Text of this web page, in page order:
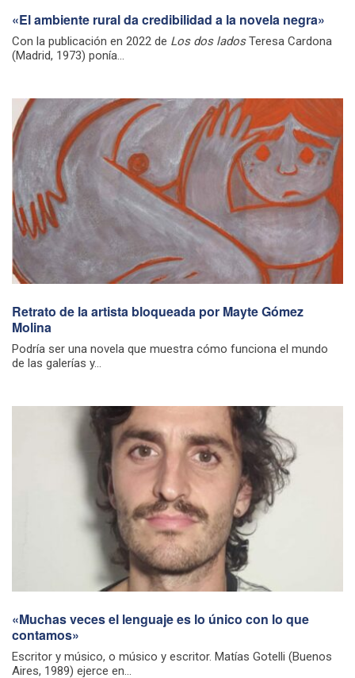
«El ambiente rural da credibilidad a la novela negra»
Con la publicación en 2022 de Los dos ladosTeresa Cardona
(Madrid, 1973) ponía...
Retrato de la artista bloqueada por Mayte Gómez
Molina
Podría ser una novela que muestra cómo funciona el mundo
de las galerías y...
«Muchas veces el lenguaje es lo único con lo que
contamos»
Escritor y músico, o músico y escritor. Matías Gotelli (Buenos
Aires, 1989) ejerce en...